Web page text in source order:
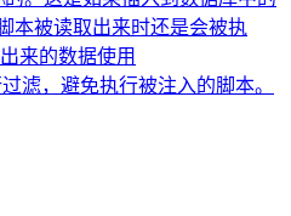
本被读取出来时还是会被执
来的数据使用
滤，避免执行被注入的脚本。